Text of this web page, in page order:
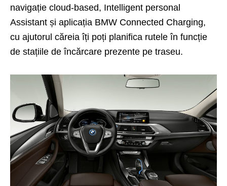
navigație cloud-based, Intelligent personal
Assistant și aplicația BMW Connected Charging,
cu ajutorul căreia îți poți planifica rutele în funcție
de stațiile de încărcare prezente pe traseu.